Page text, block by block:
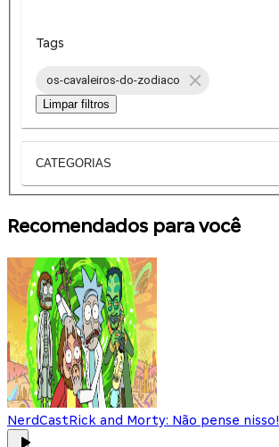
Tags
os-cavaleiros-do-zodiaco
Limpar filtros
CATEGORIAS
Recomendados para você
NerdCastRick and Morty: Não pense nisso!